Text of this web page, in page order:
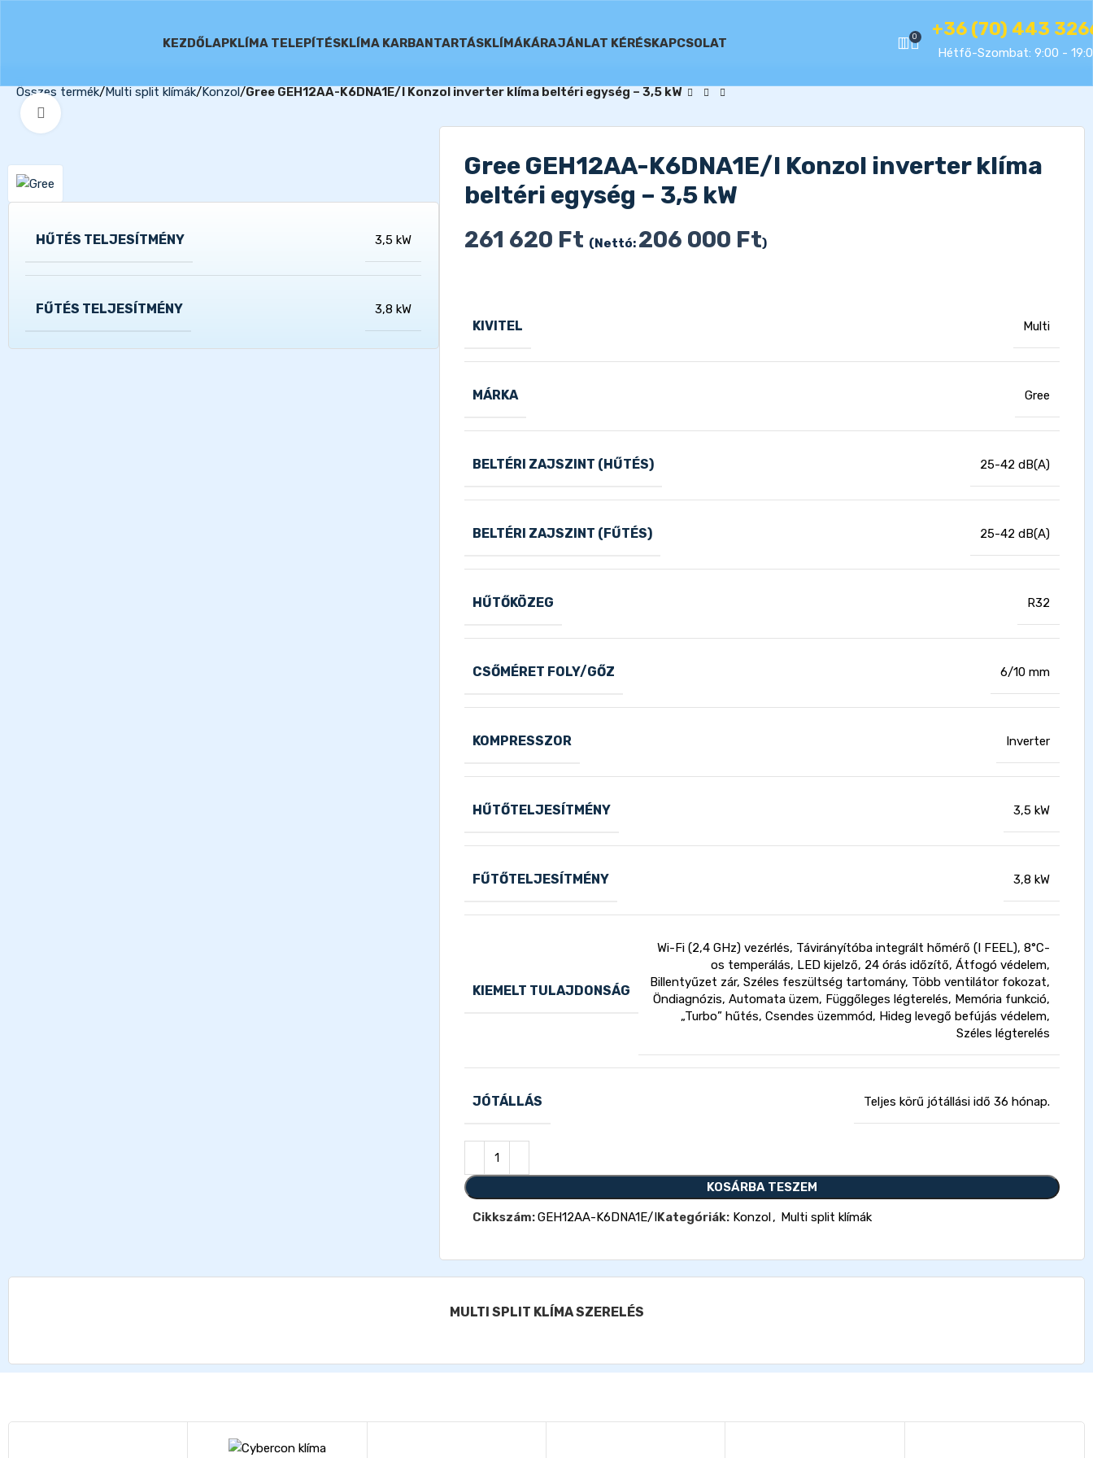
KEZDŐLAPKLÍMA TELEPÍTÉSKLÍMA KARBANTARTÁSKLÍMÁKÁRAJÁNLAT KÉRÉSKAPCSOLAT 0 +36 (70) 443
Hétfő-Szombat: 9:00 -
Összes termék Multi split klímák Konzol Gree GEH12AA-K6DNA1E/I Konzol inverter klíma beltéri egység – 3,5 kW
HŰTÉS TELJESÍTMÉNY 3,5 kW
FŰTÉS TELJESÍTMÉNY 3,8 kW
Gree GEH12AA-K6DNA1E/I Konzol inverter klíma
beltéri egység – 3,5 kW
261 620 Ft (Nettó: 206 000 Ft)
KIVITEL Multi
MÁRKA Gree
BELTÉRI ZAJSZINT (HŰTÉS) 25-42 dB(A)
BELTÉRI ZAJSZINT (FŰTÉS) 25-42 dB(A)
HŰTŐKÖZEG R32
CSŐMÉRET FOLY/GŐZ 6/10 mm
KOMPRESSZOR Inverter
HŰTŐTELJESÍTMÉNY 3,5 kW
FŰTŐTELJESÍTMÉNY 3,8 kW
KIEMELT TULAJDONSÁG
Wi-Fi (2,4 GHz) vezérlés, Távirányítóba integrált hőmérő (I FEEL), 8°C-
os temperálás, LED kijelző, 24 órás időzítő, Átfogó védelem,
Billentyűzet zár, Széles feszültség tartomány, Több ventilátor fokozat,
Öndiagnózis, Automata üzem, Függőleges légterelés, Memória funkció,
„Turbo” hűtés, Csendes üzemmód, Hideg levegő befújás védelem,
Széles légterelés
JÓTÁLLÁS Teljes körű jótállási idő 36 hónap.
KOSÁRBA TESZEM
Cikkszám:GEH12AA-K6DNA1E/IKategóriák: Konzol, Multi split klímák
MULTI SPLIT KLÍMA SZERELÉS